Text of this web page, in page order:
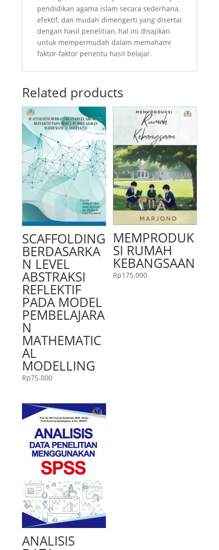
pendidikan agama islam secara sederhana,
efektif, dan mudah dimengerti yang disertai
dengan hasil penelitian, hal ini disajikan
untuk mempermudah dalam memahami
faktor-faktor penentu hasil belajar.
Related products
SCAFFOLDING
BERDASARKA
N LEVEL
ABSTRAKSI
REFLEKTIF
PADA MODEL
PEMBELAJARA
N
MATHEMATIC
AL
MODELLING
Rp75.000
MEMPRODUK
SI RUMAH
KEBANGSAAN
Rp175.000
ANALISIS